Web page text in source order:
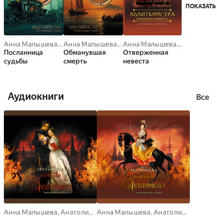
Анна Малышева
,Анатолий Ковалев
Посланница
судьбы
Анна Малышева
,Анатолий Ковалев
Обманувшая
смерть
Анна Малышева
,Анатолий
Отверженная
невеста
ПОКАЗАТЬ
Аудиокниги Все
Анна Малышева,Анатолий Ковалев Анна Малышева,Анатолий Ковалев